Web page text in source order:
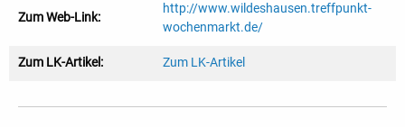
Zum Web-Link:
http://www.wildeshausen.treffpunkt-
wochenmarkt.de/
Zum LK-Artikel: Zum LK-Artikel